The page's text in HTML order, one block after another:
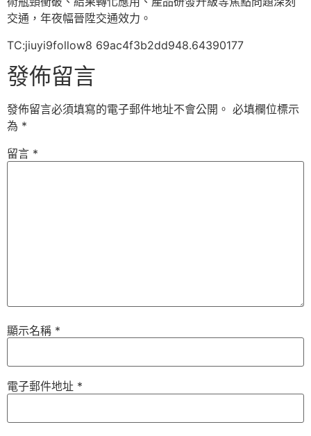
交通，年夜幅晉陞交通效力。
TC:jiuyi9follow8 69ac4f3b2dd948.64390177
發佈留言
發佈留言必須填寫的電子郵件地址不會公開。 必填欄位標示
為 *
留言 *
顯示名稱 *
電子郵件地址 *